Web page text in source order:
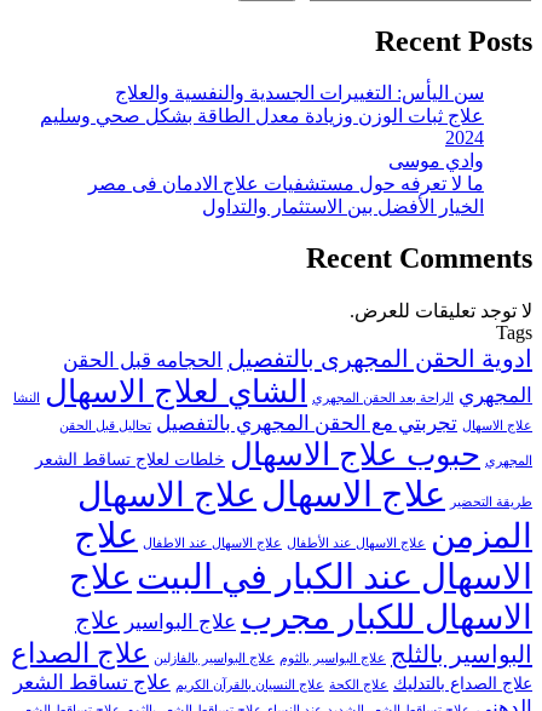
Recent Posts
سن اليأس: التغييرات الجسدية والنفسية والعلاج
علاج ثبات الوزن وزيادة معدل الطاقة بشكل صحي وسليم
2024
وادي موسى
ما لا تعرفه حول مستشفيات علاج الادمان فى مصر
الخيار الأفضل بين الاستثمار والتداول
Recent Comments
لا توجد تعليقات للعرض.
Tags
ادوية الحقن المجهرى بالتفصيل الحجامه قبل الحقن
المجهري
الراحة بعد الحقن المجهري الشاي لعلاج الاسهال النشا
علاج الاسهال تجربتي مع الحقن المجهري بالتفصيل تحاليل قبل الحقن
المجهري حبوب علاج الاسهال خلطات لعلاج تساقط الشعر
طريقة التحضير علاج الاسهال علاج الاسهال
المزمن
علاج الاسهال عند الأطفال علاج الاسهال عند الاطفال علاج
الاسهال عند الكبار في البيت علاج
الاسهال للكبار مجرب علاج البواسير علاج
البواسير بالثلج علاج البواسير بالثوم علاج البواسير بالفازلين علاج الصداع
علاج الصداع بالتدليك علاج الكحة علاج النسيان بالقرآن الكريم علاج تساقط الشعر